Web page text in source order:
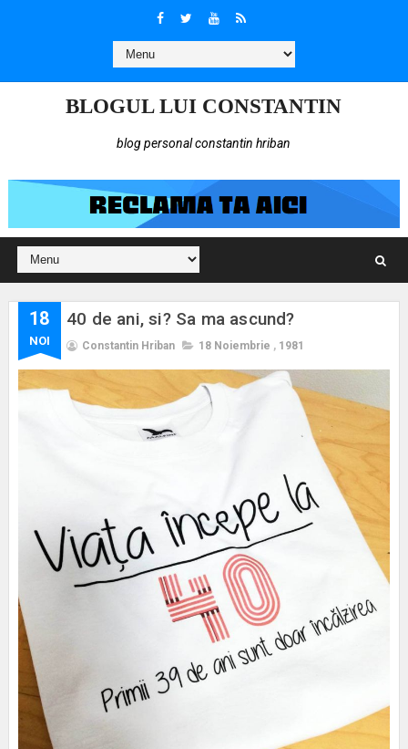
BLOGUL LUI CONSTANTIN
blog personal constantin hriban
18
NOI
40 de ani, si? Sa ma ascund?
Constantin Hriban 18 Noiembrie , 1981